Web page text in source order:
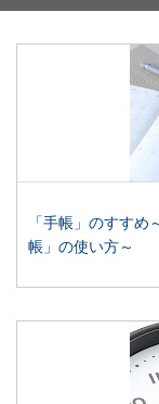
「手帳」のすす
帳」の使い方～